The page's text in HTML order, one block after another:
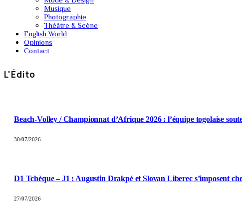
Musique
Photographie
Théâtre & Scène
English World
Opinions
Contact
L'Édito
Beach-Volley / Championnat d’Afrique 2026 : l’équipe togolaise
30/07/2026
D1 Tchèque – J1 : Augustin Drakpé et Slovan Liberec s’imposent
27/07/2026